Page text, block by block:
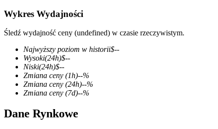
Kontrakty terminowe COIN-M
Kontrakty terminowe na kryptowaluty
TradFi
Instrumenty pochodne na akcje, forex, metale szlachetne i
towary
Wykres Wydajności
Śledź wydajność ceny (undefined) w czasie rzeczywistym.
Najwyższy poziom w historii$--
Wysoki(24h)$--
Niski(24h)$--
Zmiana ceny (1h)--%
Zmiana ceny (24h)--%
Zmiana ceny (7d)--%
Dane Rynkowe